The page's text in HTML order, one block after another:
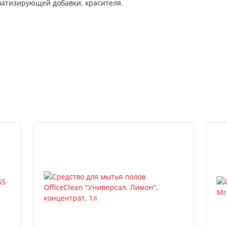
добавки, красителя.